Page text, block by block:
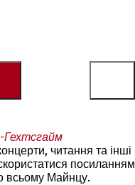
Гехтсгайм
читання та інші
посиланням
всьому Майнцу.